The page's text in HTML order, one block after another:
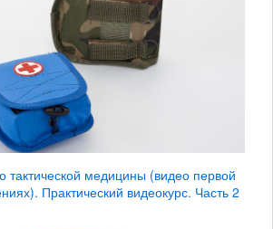
медицины (видео первой
Практический видеокурс. Часть 2